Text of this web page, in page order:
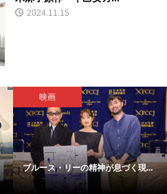
2024.11.15
映画
ブルース・リーの精神が息づく現...